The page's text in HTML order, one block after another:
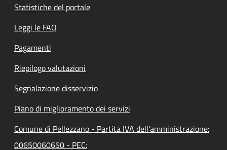
Statistiche del portale
Leggi le FAQ
Pagamenti
Riepilogo valutazioni
Segnalazione disservizio
Piano di miglioramento dei servizi
Comune di Pellezzano - Partita IVA dell'amministrazione:
00650060650 - PEC: